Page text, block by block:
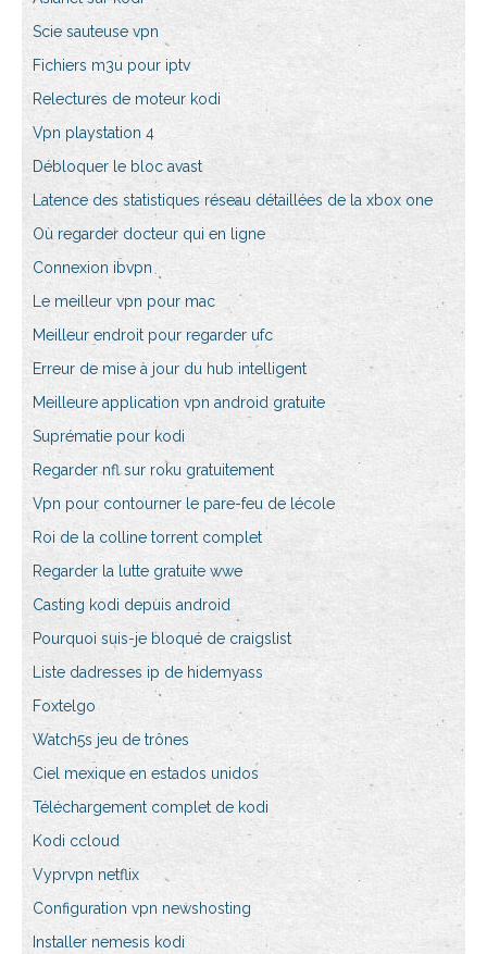
Scie sauteuse vpn
Fichiers m3u pour iptv
Relectures de moteur kodi
Vpn playstation 4
Débloquer le bloc avast
Latence des statistiques réseau détaillées de la xbox one
Où regarder docteur qui en ligne
Connexion ibvpn
Le meilleur vpn pour mac
Meilleur endroit pour regarder ufc
Erreur de mise à jour du hub intelligent
Meilleure application vpn android gratuite
Suprématie pour kodi
Regarder nfl sur roku gratuitement
Vpn pour contourner le pare-feu de lécole
Roi de la colline torrent complet
Regarder la lutte gratuite wwe
Casting kodi depuis android
Pourquoi suis-je bloqué de craigslist
Liste dadresses ip de hidemyass
Foxtelgo
Watch5s jeu de trônes
Ciel mexique en estados unidos
Téléchargement complet de kodi
Kodi ccloud
Vyprvpn netflix
Configuration vpn newshosting
Installer nemesis kodi